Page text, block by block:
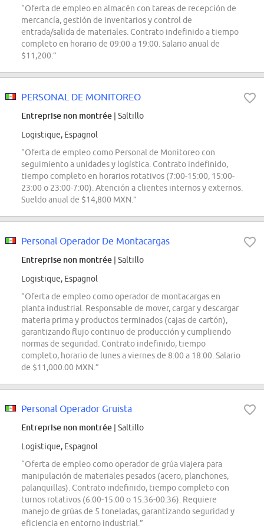
“Oferta de empleo en almacén con tareas de recepción de
mercancía, gestión de inventarios y control de
entrada/salida de materiales. Contrato indefinido a tiempo
completo en horario de 09:00 a 19:00. Salario anual de
$11,200.”
PERSONAL DE MONITOREO
Entreprise non montrée | Saltillo
Logistique, Espagnol
“Oferta de empleo como Personal de Monitoreo con
seguimiento a unidades y logística. Contrato indefinido,
tiempo completo en horarios rotativos (7:00-15:00, 15:00-
23:00 o 23:00-7:00). Atención a clientes internos y externos.
Sueldo anual de $14,800 MXN.”
Personal Operador De Montacargas
Entreprise non montrée | Saltillo
Logistique, Espagnol
“Oferta de empleo como operador de montacargas en
planta industrial. Responsable de mover, cargar y descargar
materia prima y productos terminados (cajas de cartón),
garantizando flujo continuo de producción y cumpliendo
normas de seguridad. Contrato indefinido, tiempo
completo, horario de lunes a viernes de 8:00 a 18:00. Salario
de $11,000.00 MXN.”
Personal Operador Gruista
Entreprise non montrée | Saltillo
Logistique, Espagnol
“Oferta de empleo como operador de grúa viajera para
manipulación de materiales pesados (acero, planchones,
palanquillas). Contrato indefinido, tiempo completo con
turnos rotativos (6:00-15:00 o 15:36-00:36). Requiere
manejo de grúas de 5 toneladas, garantizando seguridad y
eficiencia en entorno industrial.”